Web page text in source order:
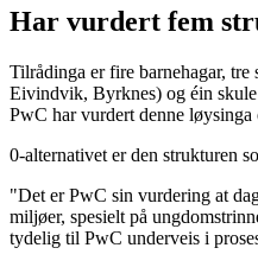
Har vurdert fem
Tilrådinga er fire barnehagar,
Eivindvik, Byrknes) og éin
PwC har vurdert denne
0-alternativet er den strukturen
"Det er PwC sin vurdering at
miljøer, spesielt på
tydelig til PwC underveis i